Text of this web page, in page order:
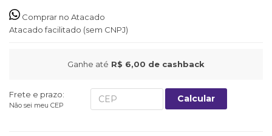
Comprar no Atacado
Atacado facilitado (sem CNPJ)
Ganhe até R$ 6,00 de cashback
Frete e prazo:
Não sei meu CEP
Calcular